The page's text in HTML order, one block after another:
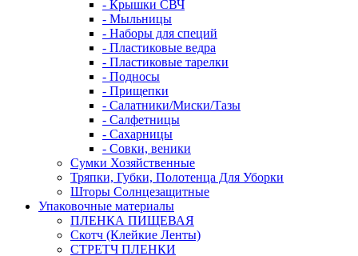
- Крышки СВЧ
- Мыльницы
- Наборы для специй
- Пластиковые ведра
- Пластиковые тарелки
- Подносы
- Прищепки
- Салатники/Миски/Тазы
- Салфетницы
- Сахарницы
- Совки, веники
Сумки Хозяйственные
Тряпки, Губки, Полотенца Для Уборки
Шторы Солнцезащитные
Упаковочные материалы
ПЛЕНКА ПИЩЕВАЯ
Скотч (Клейкие Ленты)
СТРЕТЧ ПЛЕНКИ